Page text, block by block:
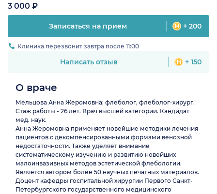
3 000 ₽
Записаться на прием + 200
Клиника перезвонит завтра после 11:00
Написать отзыв + 150
О враче
Мельцова Анна Жеромовна: флеболог, флеболог-хирург.
Стаж работы - 26 лет. Врач высшей категории. Кандидат
мед. наук.
Анна Жеромовна применяет новейшие методики лечения
пациентов с декомпенсированными формами венозной
недостаточности. Также уделяет внимание
систематическому изучению и развитию новейших
малоинвазивных методов эстетической флебологии.
Является автором более 50 научных печатных материалов.
Доцент кафедры госпитальной хирургии Первого Санкт-
Петербургского государственного медицинского